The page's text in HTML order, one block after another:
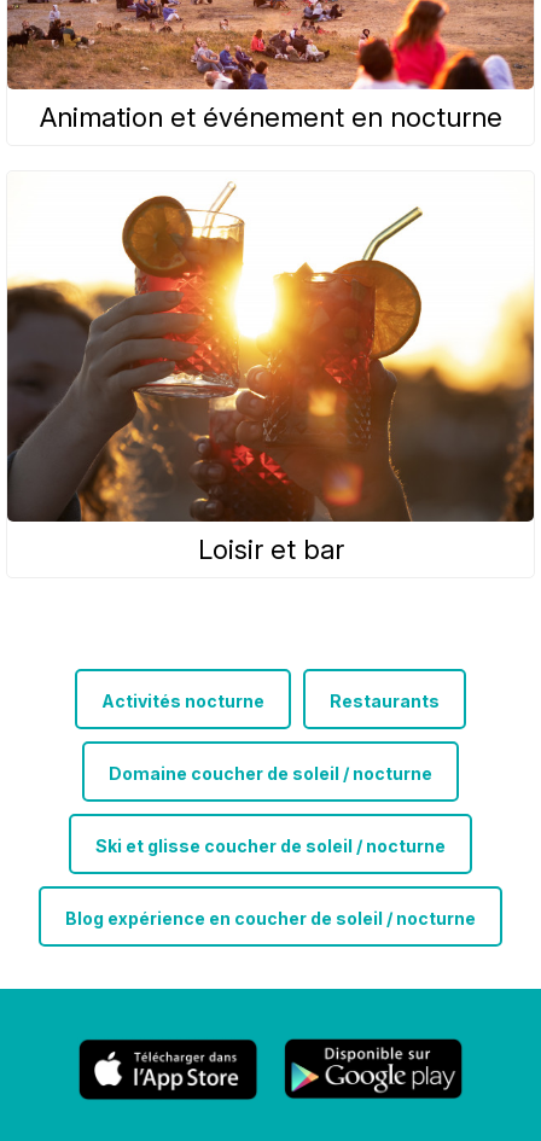
Animation et événement en nocturne
Loisir et bar
Activités nocturne Restaurants
Domaine coucher de soleil / nocturne
Ski et glisse coucher de soleil / nocturne
Blog expérience en coucher de soleil / nocturne